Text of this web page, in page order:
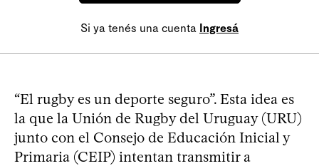
Si ya tenés una cuenta Ingresá
“El rugby es un deporte seguro”. Esta idea es
la que la Unión de Rugby del Uruguay (URU)
junto con el Consejo de Educación Inicial y
Primaria (CEIP) intentan transmitir a